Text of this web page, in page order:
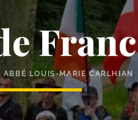
ABBÉ LOUIS-MARIE CARLHIAN